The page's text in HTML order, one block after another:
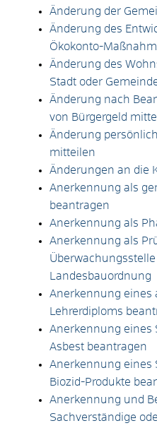
Änderung der
Änderung des
Ökokonto-
Änderung des
Stadt oder
Änderung nach
von Bürgergeld
Änderung
mitteilen
Änderungen an die
Anerkennung als
beantragen
Anerkennung als
Anerkennung als
Landesbauordnung
Anerkennung eines
Lehrerdiploms
Anerkennung eines
Asbest beantragen
Anerkennung eines
Biozid-Produkte
Anerkennung und
Sachverständige